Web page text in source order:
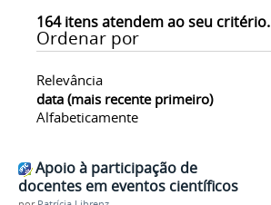
164itens atendem ao seu critério.
Ordenar por
Relevância
data (mais recente primeiro)
Alfabeticamente
Apoio à participação de
docentes em eventos científicos